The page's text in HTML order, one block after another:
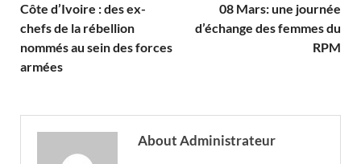
Côte d’Ivoire : des ex-
chefs de la rébellion
nommés au sein des forces
armées
08 Mars: une journée
d’échange des femmes du
RPM
About Administrateur